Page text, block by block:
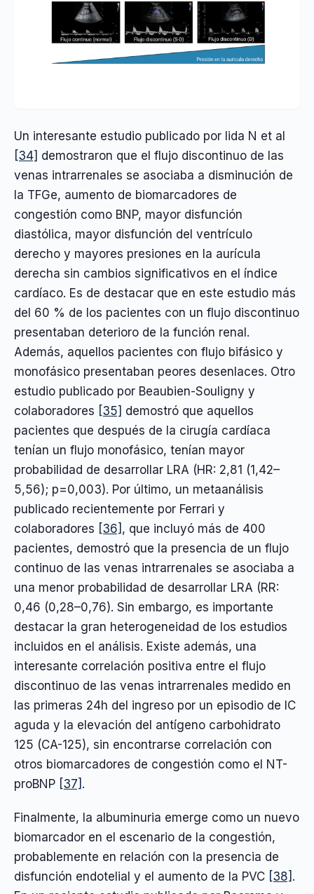
Un interesante estudio publicado por Iida N et al
[34] demostraron que el flujo discontinuo de las
venas intrarrenales se asociaba a disminución de
la TFGe, aumento de biomarcadores de
congestión como BNP, mayor disfunción
diastólica, mayor disfunción del ventrículo
derecho y mayores presiones en la aurícula
derecha sin cambios significativos en el índice
cardíaco. Es de destacar que en este estudio más
del 60 % de los pacientes con un flujo discontinuo
presentaban deterioro de la función renal.
Además, aquellos pacientes con flujo bifásico y
monofásico presentaban peores desenlaces. Otro
estudio publicado por Beaubien-Souligny y
colaboradores [35] demostró que aquellos
pacientes que después de la cirugía cardíaca
tenían un flujo monofásico, tenían mayor
probabilidad de desarrollar LRA (HR: 2,81 (1,42–
5,56); p=0,003). Por último, un metaanálisis
publicado recientemente por Ferrari y
colaboradores [36] , que incluyó más de 400
pacientes, demostró que la presencia de un flujo
continuo de las venas intrarrenales se asociaba a
una menor probabilidad de desarrollar LRA (RR:
0,46 (0,28–0,76). Sin embargo, es importante
destacar la gran heterogeneidad de los estudios
incluidos en el análisis. Existe además, una
interesante correlación positiva entre el flujo
discontinuo de las venas intrarrenales medido en
las primeras 24h del ingreso por un episodio de IC
aguda y la elevación del antígeno carbohidrato
125 (CA-125), sin encontrarse correlación con
otros biomarcadores de congestión como el NT-
proBNP [37] .
Finalmente, la albuminuria emerge como un nuevo
biomarcador en el escenario de la congestión,
probablemente en relación con la presencia de
disfunción endotelial y el aumento de la PVC [38] .